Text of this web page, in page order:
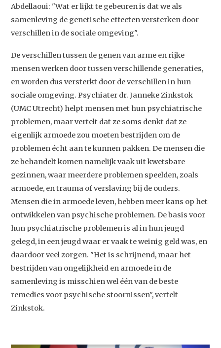
Abdellaoui: "Wat er lijkt te gebeuren is dat we als
samenleving de genetische effecten versterken door
verschillen in de sociale omgeving".
De verschillen tussen de genen van arme en rijke
mensen werken door tussen verschillende generaties,
en worden dus versterkt door de verschillen in hun
sociale omgeving. Psychiater dr. Janneke Zinkstok
(UMC Utrecht) helpt mensen met hun psychiatrische
problemen, maar vertelt dat ze soms denkt dat ze
eigenlijk armoede zou moeten bestrijden om de
problemen écht aan te kunnen pakken. De mensen die
ze behandelt komen namelijk vaak uit kwetsbare
gezinnen, waar meerdere problemen speelden, zoals
armoede, en trauma of verslaving bij de ouders.
Mensen die in armoede leven, hebben meer kans op het
ontwikkelen van psychische problemen. De basis voor
hun psychiatrische problemen is al in hun jeugd
gelegd, in een jeugd waar er vaak te weinig geld was, en
daardoor veel zorgen. "Het is schrijnend, maar het
bestrijden van ongelijkheid en armoede in de
samenleving is misschien wel één van de beste
remedies voor psychische stoornissen", vertelt
Zinkstok.